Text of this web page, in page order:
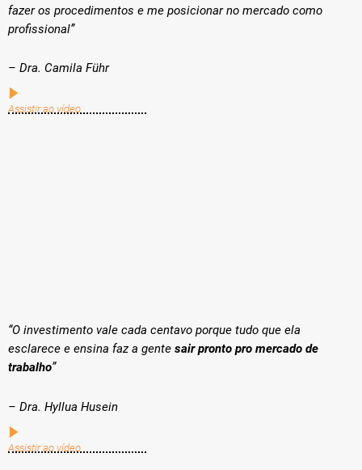
fazer os procedimentos e me posicionar no mercado como
profissional”
– Dra. Camila Führ
Assistir ao vídeo
“O investimento vale cada centavo porque tudo que ela
esclarece e ensina faz a gente sair pronto pro mercado de
trabalho”
– Dra. Hyllua Husein
Assistir ao vídeo